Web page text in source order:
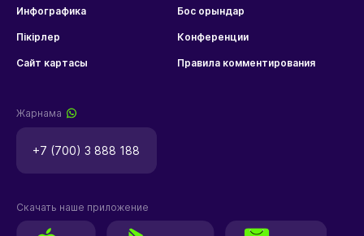
Инфографика Бос орындар
Пікірлер Конференции
Сайт картасы Правила комментирования
Жарнама
+7 (700) 3 888 188
Скачать наше приложение